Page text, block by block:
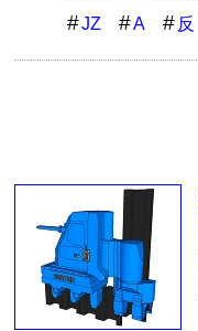
JZ
A 反